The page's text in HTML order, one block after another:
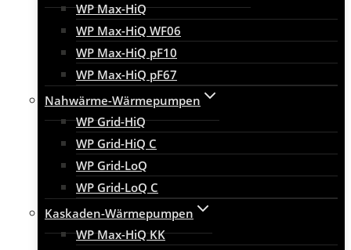
WP Max-HiQ
WP Max-HiQ WF06
WP Max-HiQ pF10
WP Max-HiQ pF67
Nahwärme-Wärmepumpen
WP Grid-HiQ
WP Grid-HiQ C
WP Grid-LoQ
WP Grid-LoQ C
Kaskaden-Wärmepumpen
WP Max-HiQ KK